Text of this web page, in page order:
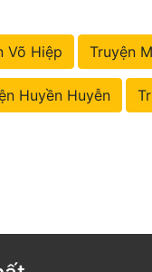
Võ Hiệp Truyện
Huyền Huyễn